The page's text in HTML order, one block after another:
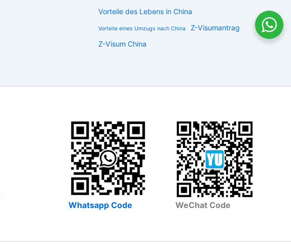
Vorteile des Lebens in China
Vorteile eines Umzugs nach China
Z-Visumantrag
Z-Visum China
Whatsapp Code
WeChat Code